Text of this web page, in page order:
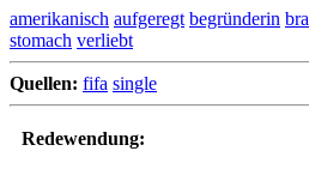
amerikanisch aufgeregt begründerin
stomach verliebt
Quellen: fifa single
Redewendung: